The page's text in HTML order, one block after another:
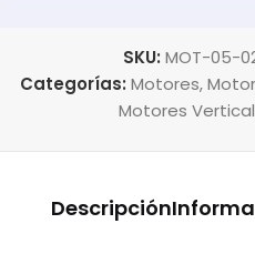
SKU: MOT-05-
Categorías: Motores,
Motores
Descripción